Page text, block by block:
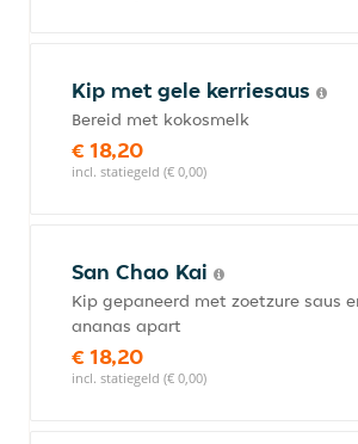
Kip met gele kerriesaus
Bereid met kokosmelk
€ 18,20
incl. statiegeld (€ 0,00)
San Chao Kai
Kip gepaneerd met zoetzure saus
ananas apart
€ 18,20
incl. statiegeld (€ 0,00)